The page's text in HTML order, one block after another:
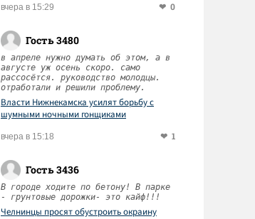
вчера в 15:29 0
Гость 3480
в апреле нужно думать об этом, а в
августе уж осень скоро. само
рассосётся. руководство молодцы.
отработали и решили проблему.
Власти Нижнекамска усилят борьбу с
шумными ночными гонщиками
вчера в 15:18 1
Гость 3436
В городе ходите по бетону! В парке
- грунтовые дорожки- это кайф!!!
Челнинцы просят обустроить окраину